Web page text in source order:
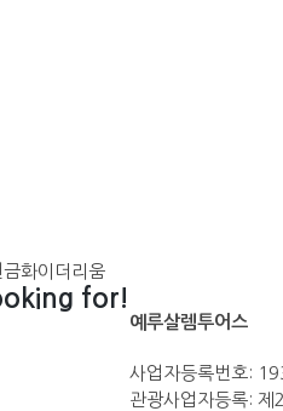
화이더리움
for!
예루살렘투어스
사업자등록번호:
관광사업자등록: